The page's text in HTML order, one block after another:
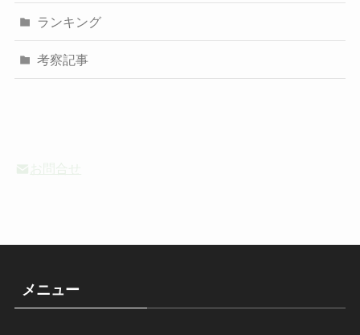
ランキング
考察記事
メニュー